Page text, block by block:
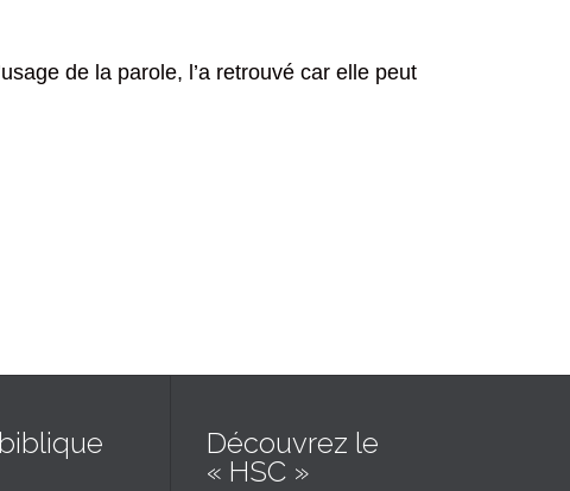
de la parole, l’a retrouvé car elle peut
Découvrez le
« HSC »